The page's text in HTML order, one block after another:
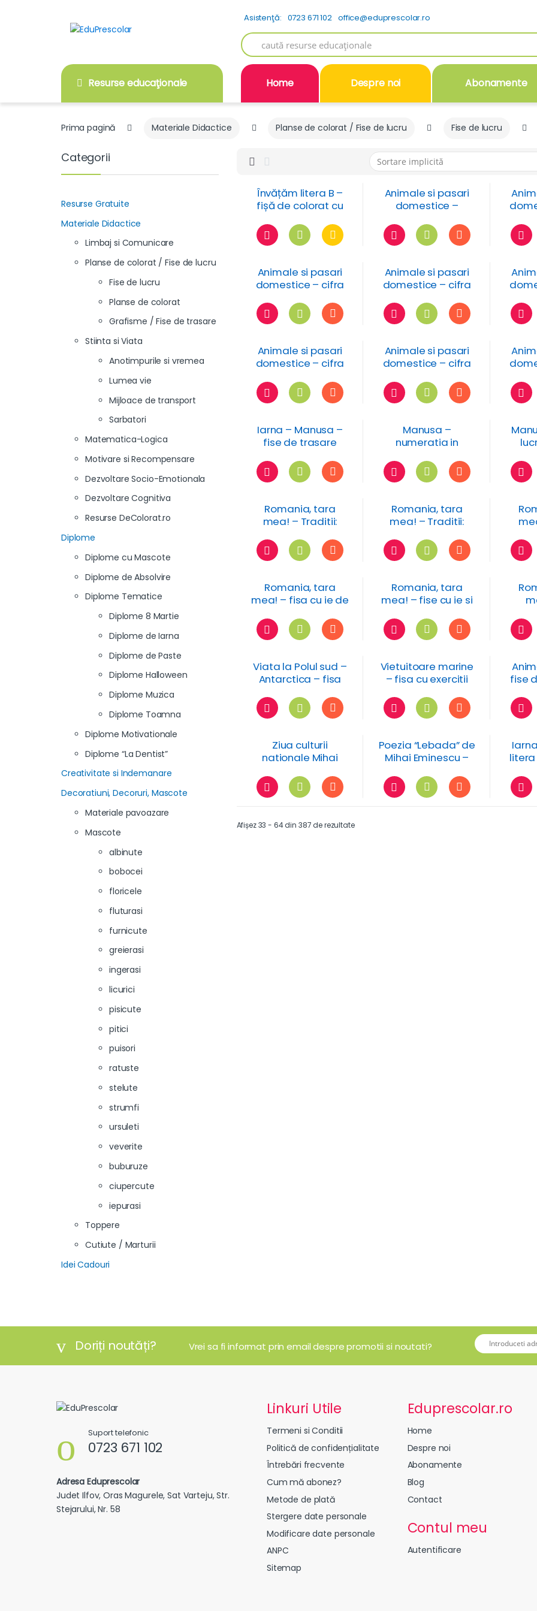
Asistenţă: 0723 671 102 office@eduprescolar.ro
Search
for:
Resurse educaţionale Home Despre noi Abonamente
Prima pagină Materiale Didactice Planse de colorat / Fise de lucru Fise de lucru
Învățăm litera B –
fișă de colorat cu
barcă
Animale si pasari
domestice –
Animale si pasari
domestice – cifra
Animale si pasari
domestice – cifra
Animale si pasari
domestice – cifra
Animale si pasari
domestice – cifra
Iarna – Manusa –
fise de trasare
Manusa –
numeratia in
de lucru
Romania, tara
mea! – Traditii:
trasare
Romania, tara
mea! – Traditii:
numeratia in
concentrul 0-10
ia
Romania, tara
mea! – fisa cu ie de
Romania, tara
mea! – fise cu ie si
Viata la Polul sud –
Antarctica – fisa
numeratia 0-10
Vietuitoare marine
– fisa cu exercitii
fise
Ziua culturii
nationale Mihai
labirint
Poezia “Lebada” de
Mihai Eminescu –
litera
Afișez 33 - 64 din 387 de rezultate
Categorii
Resurse Gratuite
Materiale Didactice
Limbaj si Comunicare
Planse de colorat / Fise de lucru
Fise de lucru
Planse de colorat
Grafisme / Fise de trasare
Stiinta si Viata
Anotimpurile si vremea
Lumea vie
Mijloace de transport
Sarbatori
Matematica-Logica
Motivare si Recompensare
Dezvoltare Socio-Emotionala
Dezvoltare Cognitiva
Resurse DeColorat.ro
Diplome
Diplome cu Mascote
Diplome de Absolvire
Diplome Tematice
Diplome 8 Martie
Diplome de Iarna
Diplome de Paste
Diplome Halloween
Diplome Muzica
Diplome Toamna
Diplome Motivationale
Diplome “La Dentist”
Creativitate si Indemanare
Decoratiuni, Decoruri, Mascote
Materiale pavoazare
Mascote
albinute
bobocei
floricele
fluturasi
furnicute
greierasi
ingerasi
licurici
pisicute
pitici
puisori
ratuste
stelute
strumfi
ursuleti
veverite
buburuze
ciupercute
iepurasi
Toppere
Cutiute / Marturii
Idei Cadouri
Doriți noutăți? Vrei sa fi informat prin email despre promotii si noutati?
Suport telefonic
0723 671 102
Adresa Eduprescolar
Judet Ilfov, Oras Magurele, Sat Varteju, Str.
Stejarului, Nr. 58
Linkuri Utile
Termeni si Conditii
Politică de confidențialitate
Întrebări frecvente
Cum mă abonez?
Metode de plată
Stergere date personale
Modificare date personale
ANPC
Sitemap
Eduprescolar.ro
Home
Despre noi
Abonamente
Blog
Contact
Contul meu
Autentificare